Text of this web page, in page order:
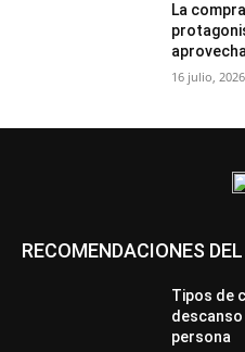
La
16 julio, 2026
RECOMENDACIONES
Tipos de
descanso
persona